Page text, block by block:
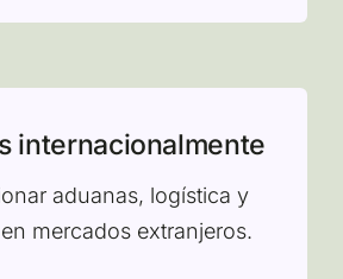
internacionalmente
aduanas, logística y
mercados extranjeros.